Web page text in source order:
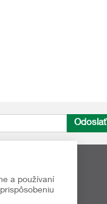
Odoslať
a používaní